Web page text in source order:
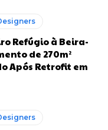
Refúgio à Beira-
de 270m²
Após Retrofit em